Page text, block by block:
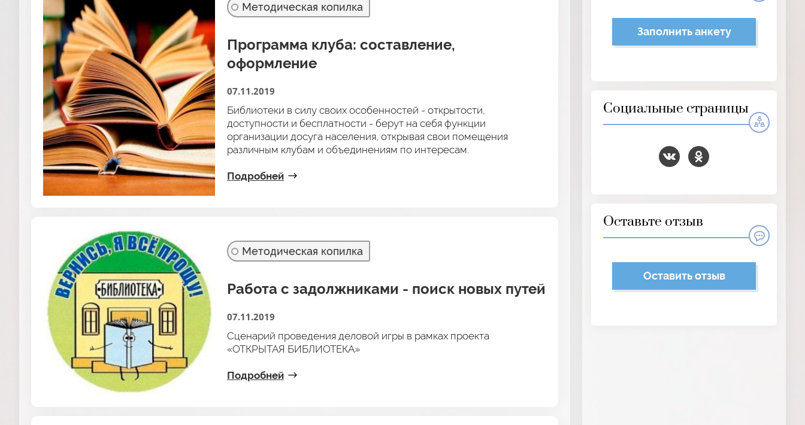
Методическая копилка
Программа клуба: составление,
оформление
07.11.2019
Библиотеки в силу своих особенностей - открытости,
доступности и бесплатности - берут на себя функции
организации досуга населения, открывая свои помещения
различным клубам и объединениям по интересам.
Подробней
Методическая копилка
Работа с задолжниками - поиск новых путей
07.11.2019
Сценарий проведения деловой игры в рамках проекта
«ОТКРЫТАЯ БИБЛИОТЕКА»
Подробней
Заполнить анкету
Социальные страницы
Оставьте отзыв
Оставить отзыв